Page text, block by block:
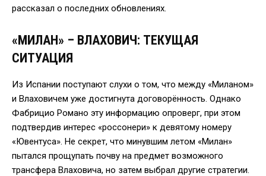
рассказал о последних обновлениях.
«МИЛАН» – ВЛАХОВИЧ: ТЕКУЩАЯ
СИТУАЦИЯ
Из Испании поступают слухи о том, что между «Миланом»
и Влаховичем уже достигнута договорённость. Однако
Фабрицио Романо эту информацию опроверг, при этом
подтвердив интерес «россонери» к девятому номеру
«Ювентуса». Не секрет, что минувшим летом «Милан»
пытался прощупать почву на предмет возможного
трансфера Влаховича, но затем выбрал другие стратегии.